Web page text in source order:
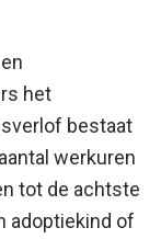
het
bestaat
werkuren
tot de achtste
adoptiekind of